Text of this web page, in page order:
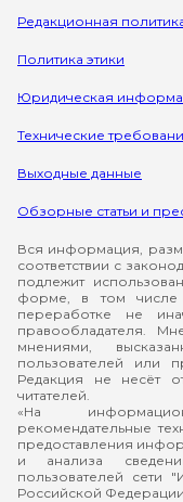
Редакционная
Политика этики
Юридическая
Технические
Выходные данные
Обзорные статьи и
Вся информация,
соответствии с
подлежит
форме, в том числе
переработке не
правообладателя.
мнениями,
пользователей или
Редакция не несёт
читателей.
«На
рекомендательные
предоставления
и анализа
пользователей сети
Российской